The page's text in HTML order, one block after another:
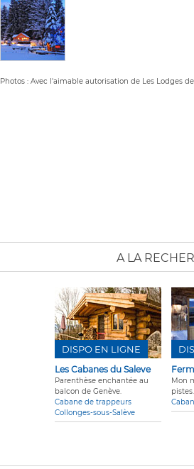
Photos : Avec l'aimable autorisation de Les Lodges
A LA
Les Cabanes du Saleve
Parenthèse enchantée au
balcon de Genève.
Cabane de trappeurs
Collonges-sous-Salève
DISPO EN LIGNE
Mon
pistes.